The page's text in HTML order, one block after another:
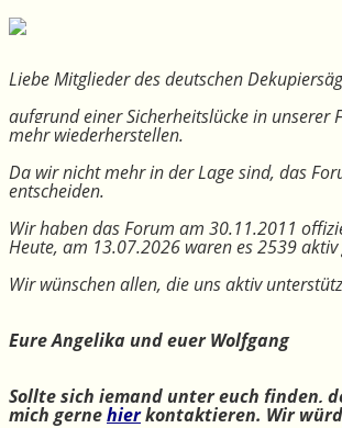
Liebe Mitglieder des deutschen
aufgrund einer Sicherheitslücke in
mehr wiederherstellen.
Da wir nicht mehr in der Lage sind, das
entscheiden.
Wir haben das Forum am 30.11.2011
Heute, am 13.07.2026 waren es 2539
Wir wünschen allen, die uns aktiv
Eure Angelika und euer Wolfgang
Sollte sich jemand unter euch finden,
mich gernehierkontaktieren. Wir